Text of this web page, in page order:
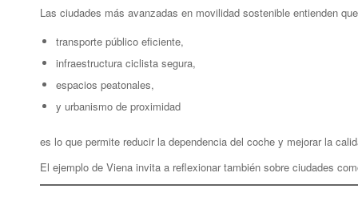
Las ciudades más avanzadas en movilidad sostenible entienden
transporte público eficiente,
infraestructura ciclista segura,
espacios peatonales,
y urbanismo de proximidad
es lo que permite reducir la dependencia del coche y mejorar la
El ejemplo de Viena invita a reflexionar también sobre ciudades